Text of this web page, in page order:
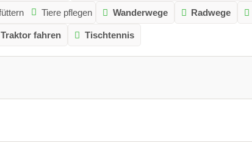
Tiere pflegen Wanderwege Radwege
Traktor fahren Tischtennis